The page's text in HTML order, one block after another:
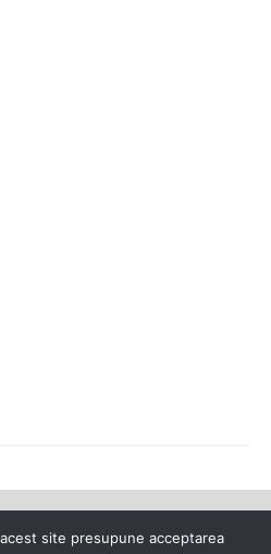
site presupune acceptarea